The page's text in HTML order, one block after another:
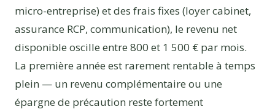
micro-entreprise) et des frais fixes (loyer cabinet,
assurance RCP, communication), le revenu net
disponible oscille entre 800 et 1 500 € par mois.
La première année est rarement rentable à temps
plein — un revenu complémentaire ou une
épargne de précaution reste fortement